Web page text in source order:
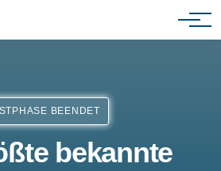
BEENDET
bekannte